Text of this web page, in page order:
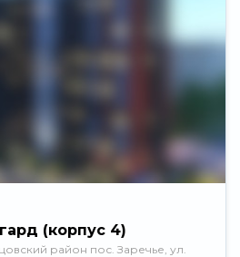
(корпус 4)
район пос. Заречье, ул.